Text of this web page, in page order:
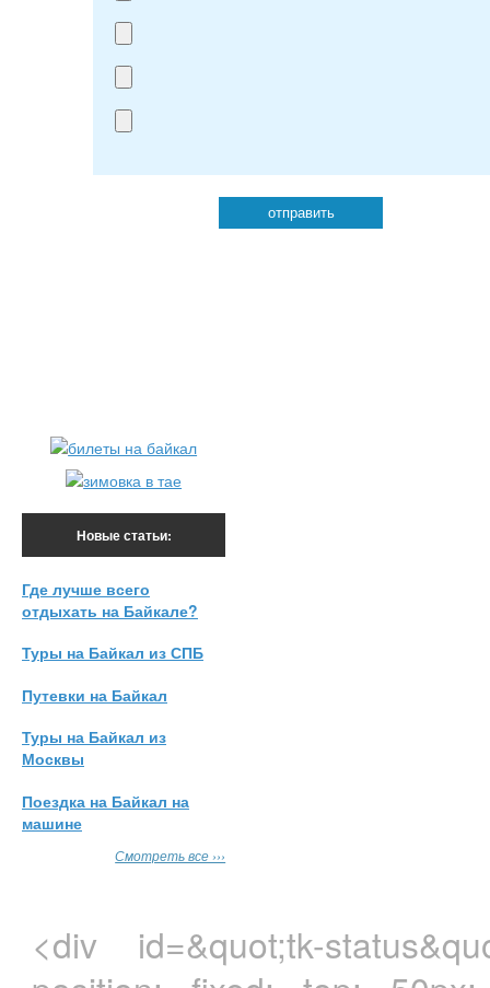
Новые статьи:
Где лучше всего
отдыхать на Байкале?
Туры на Байкал из СПБ
Путевки на Байкал
Туры на Байкал из
Москвы
Поездка на Байкал на
машине
Смотреть все ›››
<div id=&quot;tk-